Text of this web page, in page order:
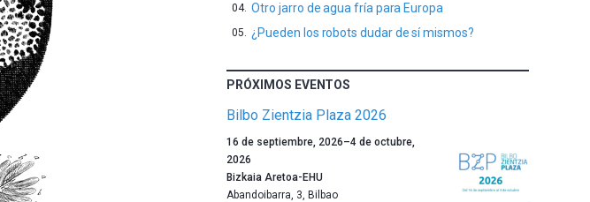
Otro jarro de agua fría para Europa
¿Pueden los robots dudar de sí mismos?
PRÓXIMOS EVENTOS
Bilbo Zientzia Plaza 2026
Un
año
más,
Bilbao
16 de septiembre, 2026–4 de octubre,
2026
Bizkaia Aretoa-EHU
Abandoibarra, 3, Bilbao